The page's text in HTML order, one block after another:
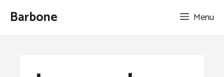
AllerBarbone Menu